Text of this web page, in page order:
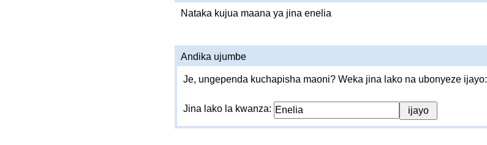
Nataka kujua maana ya jina enelia
Andika ujumbe
Je, ungependa kuchapisha maoni? Weka jina lako na ubonyeze ijayo:
Jina lako la kwanza: